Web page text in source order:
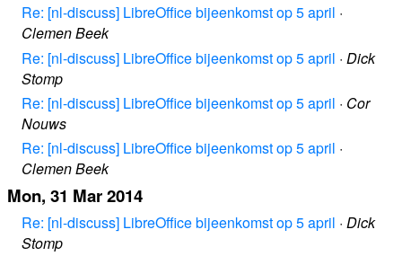
Re: [nl-discuss] LibreOffice bijeenkomst op 5 april ·
Clemen Beek
Re: [nl-discuss] LibreOffice bijeenkomst op 5 april · Dick
Stomp
Re: [nl-discuss] LibreOffice bijeenkomst op 5 april · Cor
Nouws
Re: [nl-discuss] LibreOffice bijeenkomst op 5 april ·
Clemen Beek
Mon, 31 Mar 2014
Re: [nl-discuss] LibreOffice bijeenkomst op 5 april · Dick
Stomp